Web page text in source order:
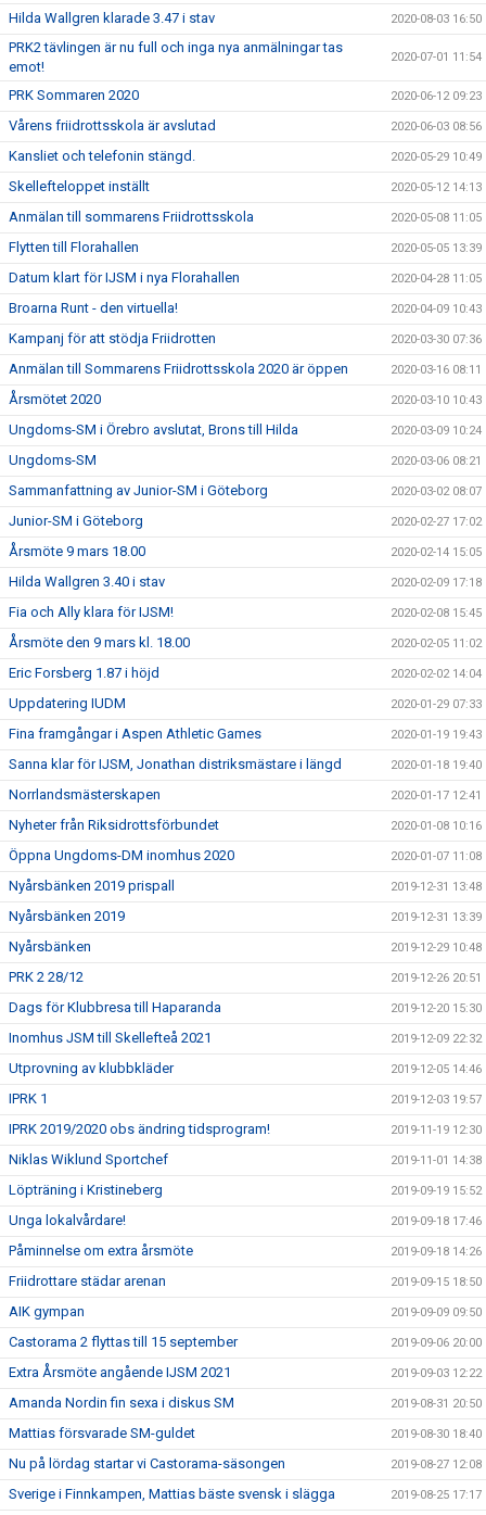
Hilda Wallgren klarade 3.47 i stav 2020-08-03 16:50
PRK2 tävlingen är nu full och inga nya anmälningar tas
emot!
2020-07-01 11:54
PRK Sommaren 2020 2020-06-12 09:23
Vårens friidrottsskola är avslutad 2020-06-03 08:56
Kansliet och telefonin stängd. 2020-05-29 10:49
Skellefteloppet inställt 2020-05-12 14:13
Anmälan till sommarens Friidrottsskola 2020-05-08 11:05
Flytten till Florahallen 2020-05-05 13:39
Datum klart för IJSM i nya Florahallen 2020-04-28 11:05
Broarna Runt - den virtuella! 2020-04-09 10:43
Kampanj för att stödja Friidrotten 2020-03-30 07:36
Anmälan till Sommarens Friidrottsskola 2020 är öppen 2020-03-16 08:11
Årsmötet 2020 2020-03-10 10:43
Ungdoms-SM i Örebro avslutat, Brons till Hilda 2020-03-09 10:24
Ungdoms-SM 2020-03-06 08:21
Sammanfattning av Junior-SM i Göteborg 2020-03-02 08:07
Junior-SM i Göteborg 2020-02-27 17:02
Årsmöte 9 mars 18.00 2020-02-14 15:05
Hilda Wallgren 3.40 i stav 2020-02-09 17:18
Fia och Ally klara för IJSM! 2020-02-08 15:45
Årsmöte den 9 mars kl. 18.00 2020-02-05 11:02
Eric Forsberg 1.87 i höjd 2020-02-02 14:04
Uppdatering IUDM 2020-01-29 07:33
Fina framgångar i Aspen Athletic Games 2020-01-19 19:43
Sanna klar för IJSM, Jonathan distriksmästare i längd 2020-01-18 19:40
Norrlandsmästerskapen 2020-01-17 12:41
Nyheter från Riksidrottsförbundet 2020-01-08 10:16
Öppna Ungdoms-DM inomhus 2020 2020-01-07 11:08
Nyårsbänken 2019 prispall 2019-12-31 13:48
Nyårsbänken 2019 2019-12-31 13:39
Nyårsbänken 2019-12-29 10:48
PRK 2 28/12 2019-12-26 20:51
Dags för Klubbresa till Haparanda 2019-12-20 15:30
Inomhus JSM till Skellefteå 2021 2019-12-09 22:32
Utprovning av klubbkläder 2019-12-05 14:46
IPRK 1 2019-12-03 19:57
IPRK 2019/2020 obs ändring tidsprogram! 2019-11-19 12:30
Niklas Wiklund Sportchef 2019-11-01 14:38
Löpträning i Kristineberg 2019-09-19 15:52
Unga lokalvårdare! 2019-09-18 17:46
Påminnelse om extra årsmöte 2019-09-18 14:26
Friidrottare städar arenan 2019-09-15 18:50
AIK gympan 2019-09-09 09:50
Castorama 2 flyttas till 15 september 2019-09-06 20:00
Extra Årsmöte angående IJSM 2021 2019-09-03 12:22
Amanda Nordin fin sexa i diskus SM 2019-08-31 20:50
Mattias försvarade SM-guldet 2019-08-30 18:40
Nu på lördag startar vi Castorama-säsongen 2019-08-27 12:08
Sverige i Finnkampen, Mattias bäste svensk i slägga 2019-08-25 17:17